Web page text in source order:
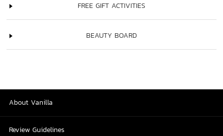
FREE GIFT ACTIVITIES
BEAUTY BOARD
About Vanilla
Review Guidelines